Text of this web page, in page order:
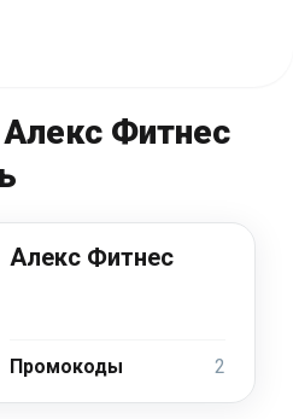
Фитнес
Алекс Фитнес
Промокоды 2